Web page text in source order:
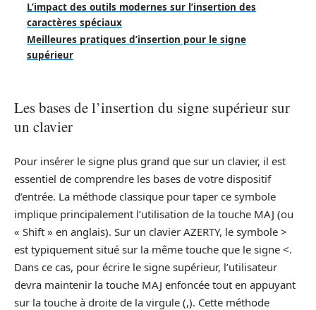
L’impact des outils modernes sur l’insertion des
caractères spéciaux
Meilleures pratiques d’insertion pour le signe
supérieur
Les bases de l’insertion du signe supérieur sur
un clavier
Pour insérer le signe plus grand que sur un clavier, il est
essentiel de comprendre les bases de votre dispositif
d’entrée. La méthode classique pour taper ce symbole
implique principalement l’utilisation de la touche MAJ (ou
« Shift » en anglais). Sur un clavier AZERTY, le symbole >
est typiquement situé sur la même touche que le signe <.
Dans ce cas, pour écrire le signe supérieur, l’utilisateur
devra maintenir la touche MAJ enfoncée tout en appuyant
sur la touche à droite de la virgule (,). Cette méthode